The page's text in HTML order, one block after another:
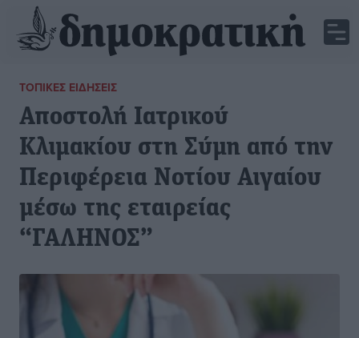
ΤΟΠΙΚΈΣ ΕΙΔΉΣΕΙΣ
Αποστολή Ιατρικού
Κλιμακίου στη Σύμη από την
Περιφέρεια Νοτίου Αιγαίου
μέσω της εταιρείας
“ΓΑΛΗΝΟΣ”